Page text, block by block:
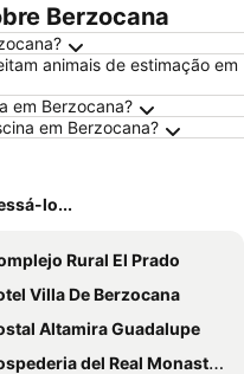
Berzocana
animais de estimação em
em Berzocana?
em Berzocana?
lo...
Rural El Prado
Villa De Berzocana
Altamira Guadalupe
del Real Monasterio